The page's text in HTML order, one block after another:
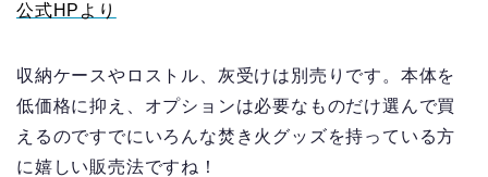
公式HPより
収納ケースやロストル、灰受けは別売りです。本体を
低価格に抑え、オプションは必要なものだけ選んで買
えるのですでにいろんな焚き火グッズを持っている方
に嬉しい販売法ですね！